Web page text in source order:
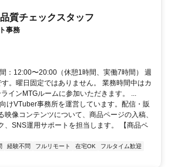
質チェックスタッフ
事務
：12:00〜20:00（休憩1時間、実働7時間） 週
。曜日固定ではありません。 業務時間中はカ
インMTGルームに参加いただきます。 ...
けVTuber事務所を運営しています。配信・販
映像コンテンツについて、商品ページの入稿、
、SNS運用サポートを担当します。 【商品ペ
経験不問 フルリモート 在宅OK
フルタイム歓迎